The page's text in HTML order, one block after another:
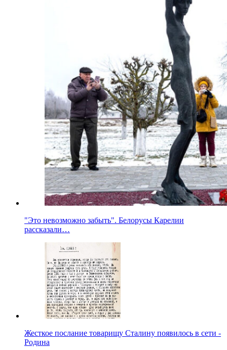
"Это невозможно забыть". Белорусы Карелии
рассказали…
Жесткое послание товарищу Сталину появилось в сети -
Родина